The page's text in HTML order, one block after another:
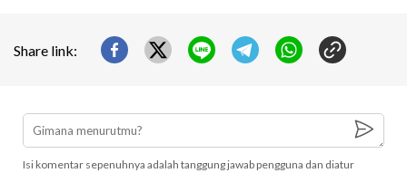
Share link:
Isi komentar sepenuhnya adalah tanggung jawab pengguna dan diatur